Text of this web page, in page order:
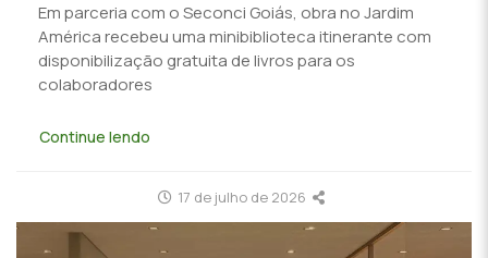
Em parceria com o Seconci Goiás, obra no Jardim
América recebeu uma minibiblioteca itinerante com
disponibilização gratuita de livros para os
colaboradores
Continue lendo
17 de julho de 2026